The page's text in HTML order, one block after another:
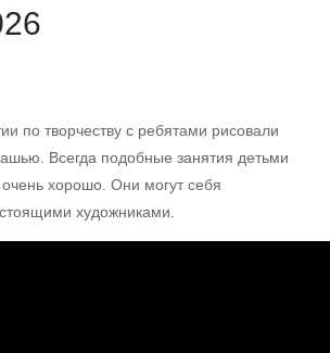
по творчеству с ребятами рисовали
Всегда подобные занятия детьми
хорошо. Они могут себя
художниками.